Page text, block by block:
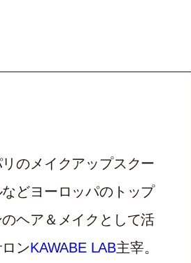
のメイクアップスクー
どヨーロッパのトップ
ヘア＆メイクとして活
ンKAWABE LAB主宰。